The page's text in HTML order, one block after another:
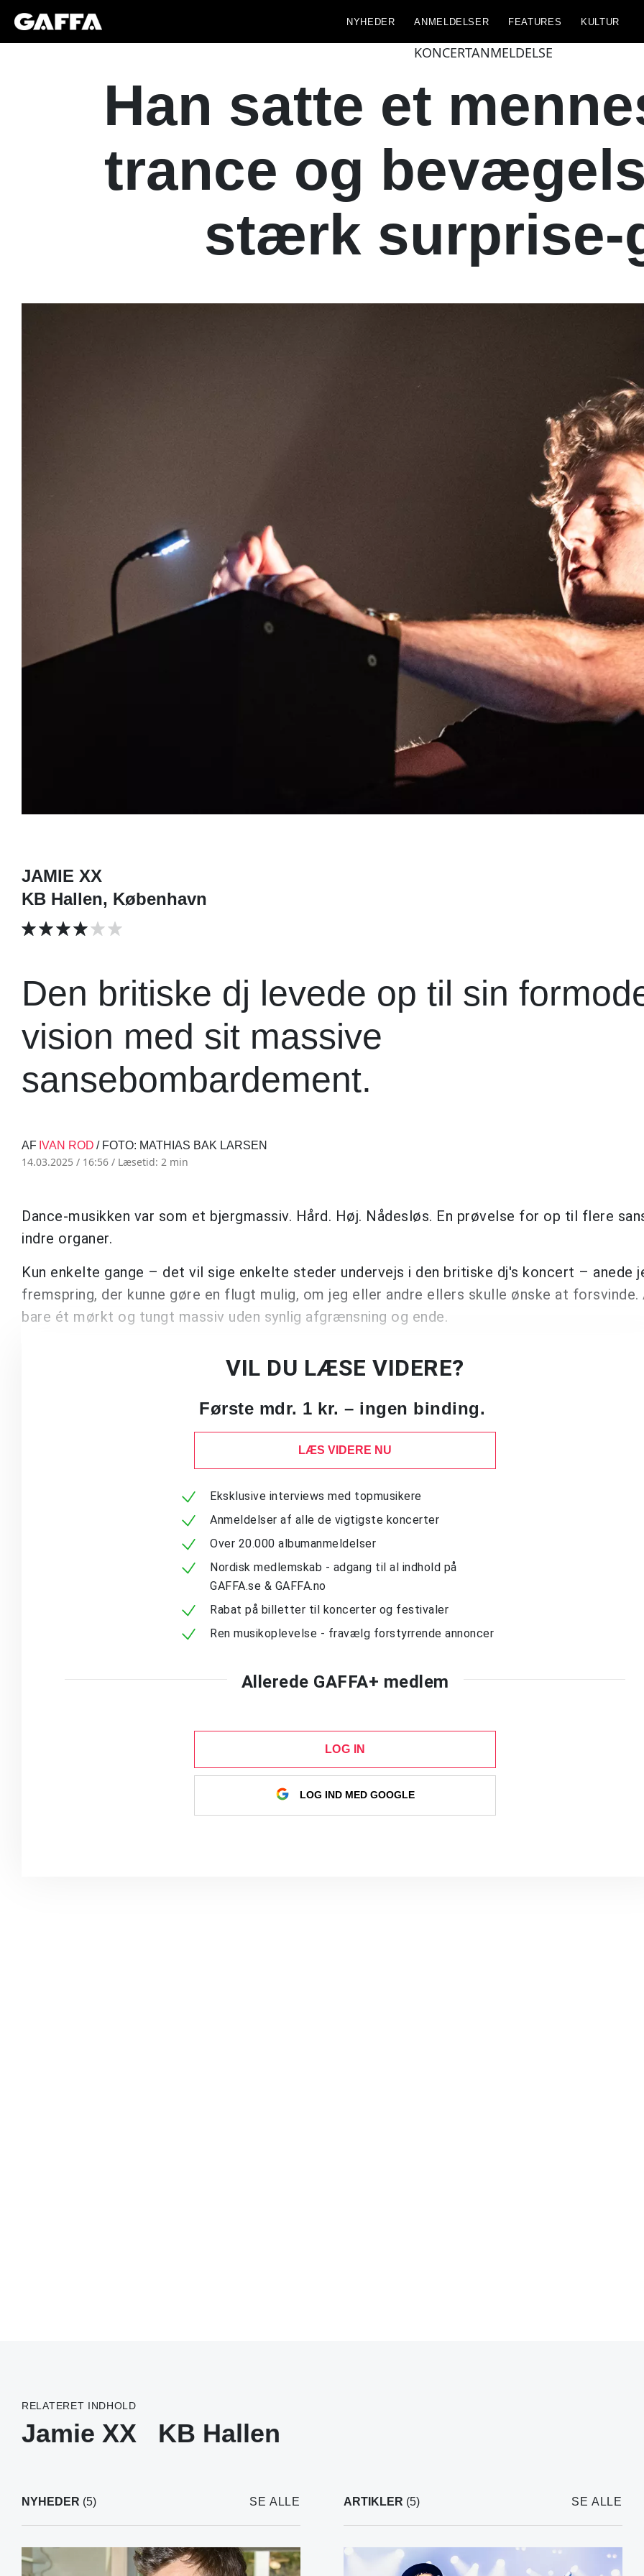
NYHEDER ANMELDELSER FEATURES KULTUR
KONCERTANMELDELSE
Han satte et
trance og
stærk
JAMIE XX
KB Hallen, København
Den britiske dj levede op til sin
vision med sit massive
sansebombardement.
AF IVAN ROD / FOTO: MATHIAS BAK LARSEN
14.03.2025 / 16:56 / Læsetid: 2 min
Dance-musikken var som et bjergmassiv. Hård. Høj. Nådesløs. En prøvelse for op til flere
indre organer.
Kun enkelte gange – det vil sige enkelte steder undervejs i den britiske dj's koncert – anede
fremspring, der kunne gøre en flugt mulig, om jeg eller andre ellers skulle ønske at forsvinde.
bare ét mørkt og tungt massiv uden synlig afgrænsning og ende.
VIL DU LÆSE VIDERE?
Første mdr. 1 kr. – ingen binding.
LÆS VIDERE NU
Eksklusive interviews med topmusikere
Anmeldelser af alle de vigtigste koncerter
Over 20.000 albumanmeldelser
Nordisk medlemskab - adgang til al indhold på
GAFFA.se & GAFFA.no
Rabat på billetter til koncerter og festivaler
Ren musikoplevelse - fravælg forstyrrende annoncer
Allerede GAFFA+ medlem
LOG IN
LOG IND MED GOOGLE
RELATERET INDHOLD
Jamie XX KB Hallen
NYHEDER (5) SE ALLE ARTIKLER (5) SE ALLE